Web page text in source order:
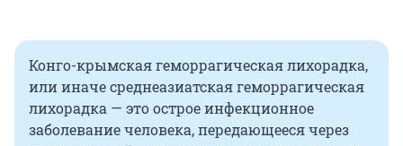
Конго-крымская геморрагическая лихорадка,
или иначе среднеазиатская геморрагическая
лихорадка — это острое инфекционное
заболевание человека, передающееся через